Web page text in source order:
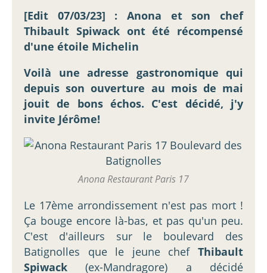
[Edit 07/03/23] : Anona et son chef
Thibault Spiwack ont été récompensé
d'une étoile Michelin
Voilà une adresse gastronomique qui
depuis son ouverture au mois de mai
jouit de bons échos. C'est décidé, j'y
invite Jérôme!
Anona Restaurant Paris 17
Le 17ème arrondissement n'est pas mort !
Ça bouge encore là-bas, et pas qu'un peu.
C'est d'ailleurs sur le boulevard des
Batignolles que le jeune chef Thibault
Spiwack(ex-Mandragore) a décidé